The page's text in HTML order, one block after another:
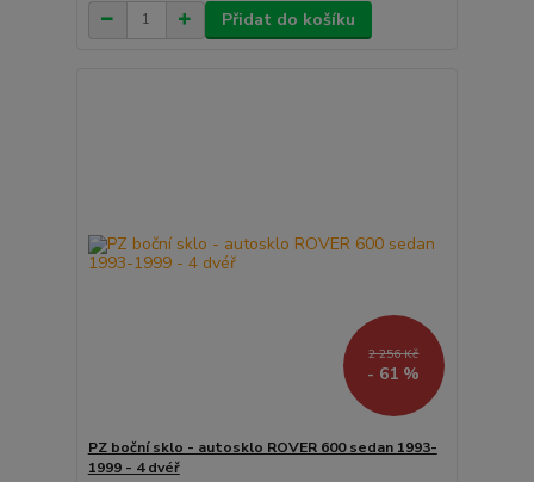
Přidat do košíku
2 256 Kč
- 61 %
PZ boční sklo - autosklo ROVER 600 sedan 1993-
1999 - 4 dvéř